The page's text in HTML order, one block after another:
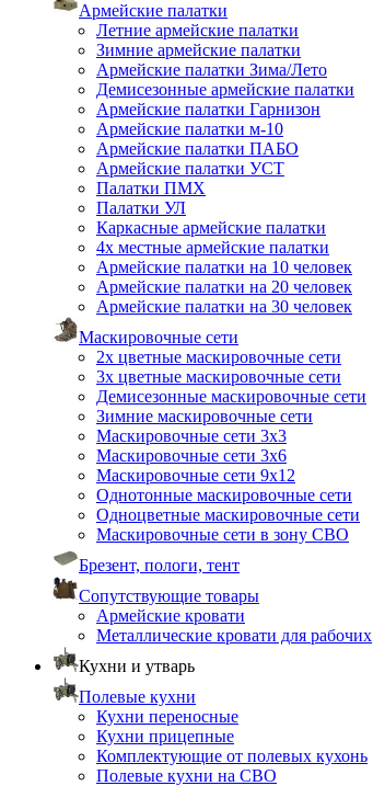
Армейские палатки
Летние армейские палатки
Зимние армейские палатки
Армейские палатки Зима/Лето
Демисезонные армейские палатки
Армейские палатки Гарнизон
Армейские палатки м-10
Армейские палатки ПАБО
Армейские палатки УСТ
Палатки ПМХ
Палатки УЛ
Каркасные армейские палатки
4х местные армейские палатки
Армейские палатки на 10 человек
Армейские палатки на 20 человек
Армейские палатки на 30 человек
Маскировочные сети
2х цветные маскировочные сети
3х цветные маскировочные сети
Демисезонные маскировочные сети
Зимние маскировочные сети
Маскировочные сети 3х3
Маскировочные сети 3х6
Маскировочные сети 9х12
Однотонные маскировочные сети
Одноцветные маскировочные сети
Маскировочные сети в зону СВО
Брезент, пологи, тент
Сопутствующие товары
Армейские кровати
Металлические кровати для рабочих
Кухни и утварь
Полевые кухни
Кухни переносные
Кухни прицепные
Комплектующие от полевых кухонь
Полевые кухни на СВО